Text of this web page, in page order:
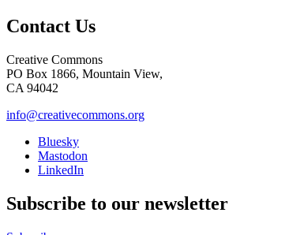
Contact Us
Creative Commons
PO Box 1866, Mountain View,
CA 94042
info@creativecommons.org
Bluesky
Mastodon
LinkedIn
Subscribe to our newsletter